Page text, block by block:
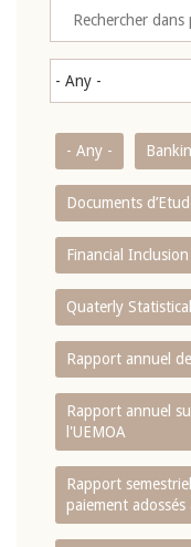
- Any -
Documents
Financial
Quaterly
Rapport annuel
Rapport annuel
l'UEMOA
Rapport
paiement